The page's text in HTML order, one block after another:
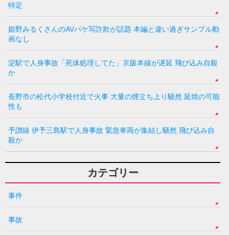
特定
姫野みるくさんのAVパケ写詐欺が話題 本編と違い過ぎサンプル動
画なし
淀駅で人身事故「死体処理してた」京阪本線が遅延 飛び込み自殺
か
長野市の松代小学校付近で火事 大量の煙立ち上り騒然 延焼の可能
性も
予讃線 伊予三島駅で人身事故 緊急車両が集結し騒然 飛び込み自
殺か
カテゴリー
事件
事故